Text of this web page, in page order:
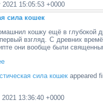
2021 15:05:53 +0000
сила кошек
кошку ещё в глубокой
взгляд. С древних
они вообще были
сила кошек appeared
13:36:40 +0000